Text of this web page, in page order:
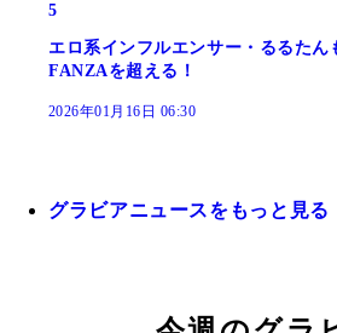
5
エロ系インフルエンサー・るるた
FANZAを超える！
2026年01月16日 06:30
グラビアニュースをもっと見る